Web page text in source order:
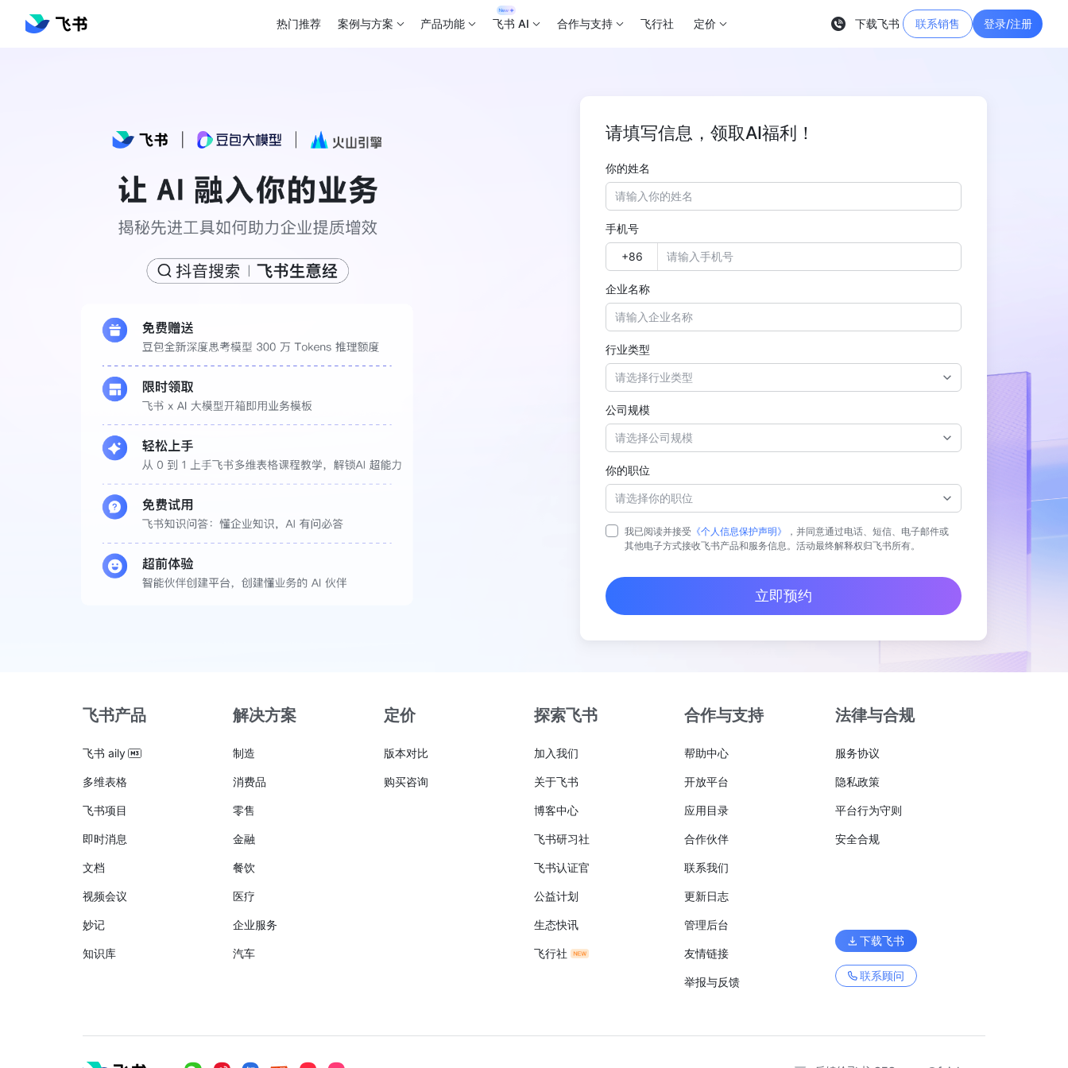
热门推荐 案例与方案 产品功能 飞书 AI 合作与支持 飞行社 定价 下载飞书 联系销售 登录/注册
请填写信息，领取AI福利！
你的姓名
手机号
企业名称
行业类型
请选择行业类型
公司规模
请选择公司规模
你的职位
请选择你的职位
我已阅读并接受 《个人信息保护声明》
，并同意通过电话、短信、电子邮件或
其他电子方式接收飞书产品和服务信息。活动最终解释权归飞书所有。
立即预约
飞书产品
飞书 aily
多维表格
飞书项目
即时消息
文档
视频会议
妙记
知识库
解决方案
制造
消费品
零售
金融
餐饮
医疗
企业服务
汽车
定价
版本对比
购买咨询
探索飞书
加入我们
关于飞书
博客中心
飞书研习社
飞书认证官
公益计划
生态快讯
飞行社
合作与支持
帮助中心
开放平台
应用目录
合作伙伴
联系我们
更新日志
管理后台
友情链接
举报与反馈
法律与合规
服务协议
隐私政策
平台行为守则
安全合规
下载飞书
联系顾问